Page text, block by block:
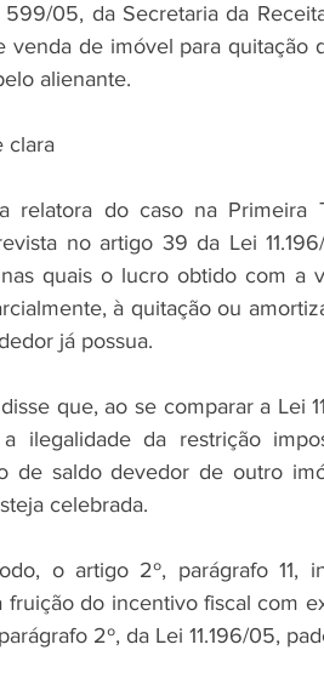
599/05, da Secretaria da
venda de imóvel para
alienante.
clara
relatora do caso na Primeira
no artigo 39 da Lei
quais o lucro obtido com a
à quitação ou
já possua.
que, ao se comparar a Lei
ilegalidade da restrição
de saldo devedor de outro
celebrada.
o artigo 2º, parágrafo
fruição do incentivo fiscal com
2º, da Lei 11.196/05,